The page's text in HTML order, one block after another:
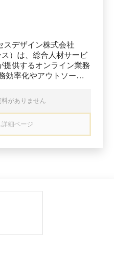
スデザイン株式会社
ス）は、総合人材サービ
提供するオンライン業務
10時間／3.9万円～と
い価格帯でサービスを提
ースがほとんどの業務代
い、採用倍率100倍以上
た各領域のプロフェッシ
をご検討ください。
細ページ
がありません